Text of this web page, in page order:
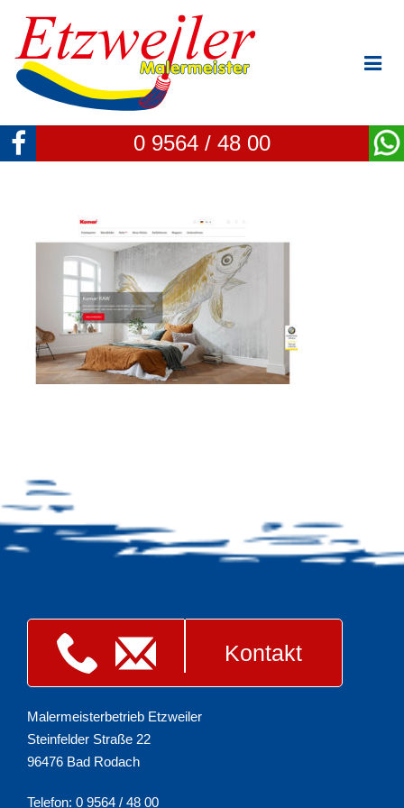
0 9564 / 48 00
Kontakt
Malermeisterbetrieb Etzweiler
Steinfelder Straße 22
96476 Bad Rodach
Telefon: 0 9564 / 48 00